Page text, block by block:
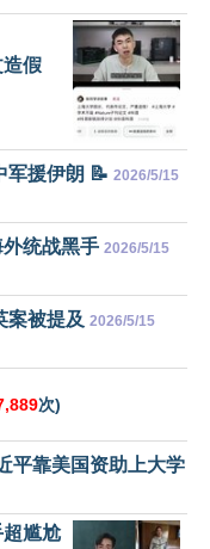
假
军援伊朗 📝 2026/5/15
统战黑手 2026/5/15
案被提及 2026/5/15
次)
平靠美国资助上大学
尴尬